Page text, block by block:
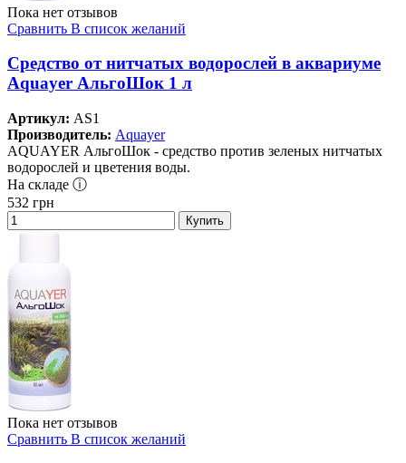
Пока нет отзывов
Сравнить В список желаний
Средство от нитчатых водорослей в аквариуме
Aquayer АльгоШок 1 л
Артикул: AS1
Производитель: Aquayer
AQUAYER АльгоШок - средство против зеленых нитчатых
водорослей и цветения воды.
На складе ⓘ
532 грн
Купить
Пока нет отзывов
Сравнить В список желаний